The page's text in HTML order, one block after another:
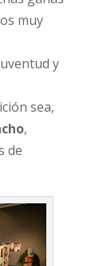
muy
y
sea,
,
de